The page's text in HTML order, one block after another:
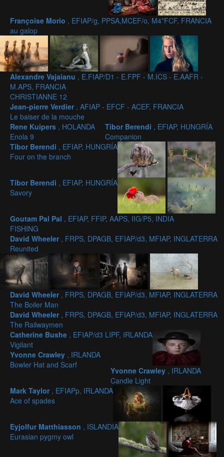
Françoise Morio , EFIAP/g, PPSA,MCEF/o, M4*FCF, FRANCIA
au galop
Alexandre Vajaianu , E.FIAP/D1 - E.FPF - M.ICS - E.AAFR -
M.APS, FRANCIA
CHRISTIANNE 12
Jean-pierre Verdier , AFIAP - EFCF - ACEF, FRANCIA
Le baiser de la mouche
Rene Kuipers , HOLANDA
Enola 9
Tibor Berendi , EFIAP, HUNGRÍA
Companion
Tibor Berendi , EFIAP, HUNGRÍA
Four on the branch
Tibor Berendi , EFIAP, HUNGRÍA
Savory
Goutam Pal Pal , EFIAP, FFIP, AAPS, IIG/P5, INDIA
FISHING
David Wheeler , FRPS, DPAGB, EFIAP/d3, MFIAP, INGLATERRA
Reunited
David Wheeler , FRPS, DPAGB, EFIAP/d3, MFIAP, INGLATERRA
The Boiler Man
David Wheeler , FRPS, DPAGB, EFIAP/d3, MFIAP, INGLATERRA
The Railwaymen
Catherine Bushe , EFIAP/d3 LIPF, IRLANDA
Vigilant
Yvonne Crawley , IRLANDA
Bowler Hat and Scarf
Yvonne Crawley , IRLANDA
Candle Light
Mark Taylor , EFIAPp, IRLANDA
Ace of spades
Eyjolfur Matthiasson , ISLANDIA
Eurasian pygmy owl